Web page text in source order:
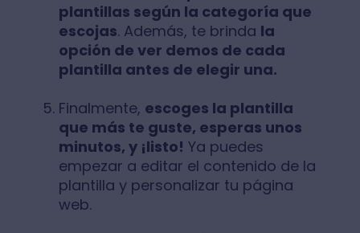
plantillas según la categoría que
escojas. Además, te brinda la
opción de ver demos de cada
plantilla antes de elegir una.
Finalmente, escoges la plantilla
que más te guste, esperas unos
minutos, y ¡listo! Ya puedes
empezar a editar el contenido de la
plantilla y personalizar tu página
web.